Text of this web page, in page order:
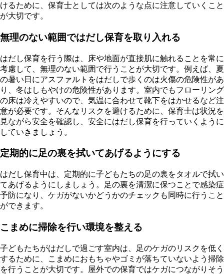
けるために、保育士としては次のような点に注意していくこと
が大切です。
無理のない範囲ではだし保育を取り入れる
はだし保育を行う際は、床や地面が直接肌に触れることを常に
考慮して、無理のない範囲で行うことが大切です。例えば、夏
の暑い日にアスファルトをはだしで歩くのは火傷の危険性があ
り、冬はしもやけの危険性があります。室内でもフローリング
の床は冷えやすいので、気温に合わせて靴下をはかせるなど注
意が必要です。そんなリスクを避けるために、保育士は状況を
見ながら安全を確認し、安全にはだし保育を行っていくように
していきましょう。
定期的に足の裏を拭いてあげるようにする
はだし保育中は、定期的に子どもたちの足の裏をタオルで拭い
てあげるようにしましょう。足の裏を清潔に保つことで感染症
予防になり、ケガがないかどうかのチェックも同時に行うこと
ができます。
こまめに掃除を行い環境を整える
子どもたちがはだしで過ごす室内は、足のケガのリスクを低く
するために、こまめにおもちゃやゴミが落ちていないよう掃除
を行うことが大切です。屋外での保育ではケガにつながりそう